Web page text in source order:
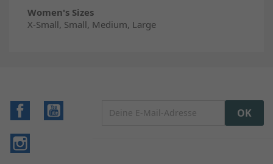
Women's Sizes
X-Small, Small, Medium, Large
Facebook